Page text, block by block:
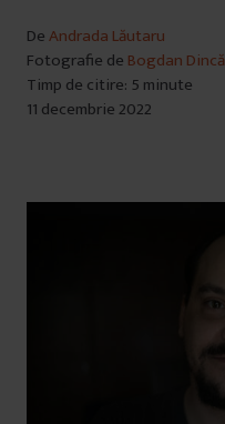
DeAndrada Lăutaru
Fotografie de Bogdan Dincă
Timp de citire: 5 minute
11 decembrie 2022